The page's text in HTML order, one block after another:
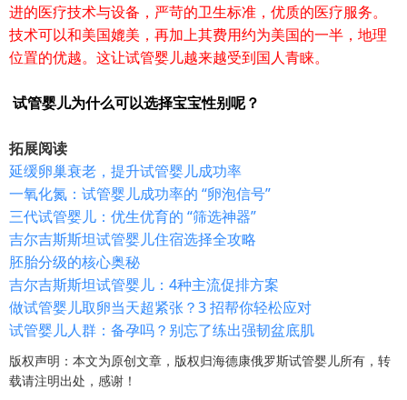
进的医疗技术与设备，严苛的卫生标准，优质的医疗服务。
技术可以和美国媲美，再加上其费用约为美国的一半，地理
位置的优越。这让试管婴儿越来越受到国人青睐。
试管婴儿为什么可以选择宝宝性别呢？
拓展阅读
延缓卵巢衰老，提升试管婴儿成功率
一氧化氮：试管婴儿成功率的 “卵泡信号”
三代试管婴儿：优生优育的 “筛选神器”
吉尔吉斯斯坦试管婴儿住宿选择全攻略
胚胎分级的核心奥秘
吉尔吉斯斯坦试管婴儿：4种主流促排方案
做试管婴儿取卵当天超紧张？3 招帮你轻松应对
试管婴儿人群：备孕吗？别忘了练出强韧盆底肌
版权声明：本文为原创文章，版权归海德康俄罗斯试管婴儿所有，转
载请注明出处，感谢！